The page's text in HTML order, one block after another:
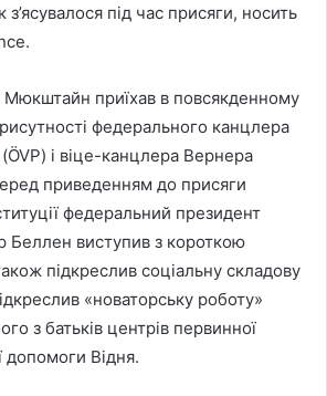
з’ясувалося під час присяги, носить
Мюкштайн приїхав в повсякденному
федерального канцлера
і віце-канцлера Вернера
приведенням до присяги
федеральний президент
Беллен виступив з короткою
підкреслив соціальну складову
«новаторську роботу»
з батьків центрів первинної
допомоги Відня.